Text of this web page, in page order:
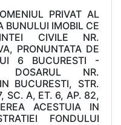
PRIVAT AL
BUNULUI IMOBIL CE
CIVILE NR.
PRONUNTATA DE
6 BUCURESTI -
NR.
BUCURESTI, STR.
SC. A, ET. 6, AP. 82,
ACESTUIA IN
FONDULUI